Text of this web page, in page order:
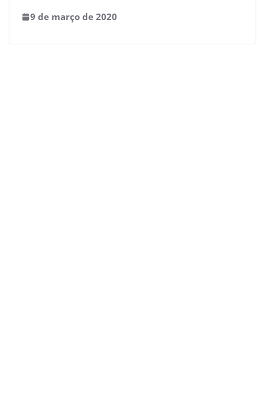
9 de março de 2020